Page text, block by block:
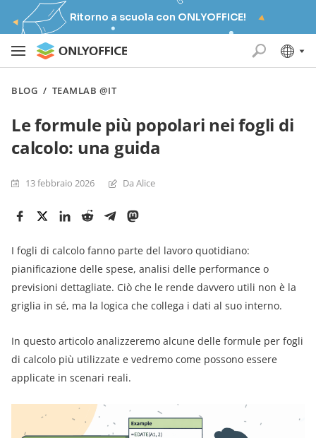
Ritorno a scuola con ONLYOFFICE!
BLOG / TEAMLAB @IT
Le formule più popolari nei fogli di
calcolo: una guida
13 febbraio 2026 Da Alice
I fogli di calcolo fanno parte del lavoro quotidiano:
pianificazione delle spese, analisi delle performance o
previsioni dettagliate. Ciò che le rende davvero utili non è la
griglia in sé, ma la logica che collega i dati al suo interno.
In questo articolo analizzeremo alcune delle formule per fogli
di calcolo più utilizzate e vedremo come possono essere
applicate in scenari reali.